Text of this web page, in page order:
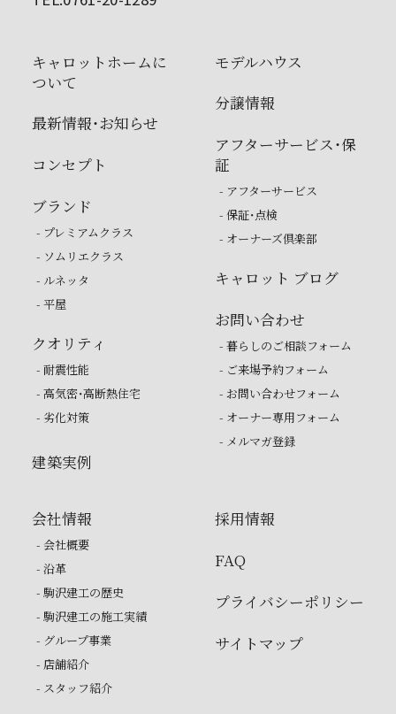
キャロットホームに
ついて
最新情報・お知らせ
コンセプト
ブランド
- プレミアムクラス
- ソムリエクラス
- ルネッタ
- 平屋
クオリティ
- 耐震性能
- 高気密・高断熱住宅
- 劣化対策
建築実例
モデルハウス
分譲情報
アフターサービス・保
証
- アフターサービス
- 保証・点検
- オーナーズ倶楽部
キャロット ブログ
お問い合わせ
- 暮らしのご相談フォーム
- ご来場予約フォーム
- お問い合わせフォーム
- オーナー専用フォーム
- メルマガ登録
会社情報
- 会社概要
- 沿革
- 駒沢建工の歴史
- 駒沢建工の施工実績
- グループ事業
- 店舗紹介
- スタッフ紹介
採用情報
FAQ
プライバシーポリシー
サイトマップ